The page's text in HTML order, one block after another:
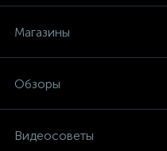
Магазины
Обзоры
Видеосоветы